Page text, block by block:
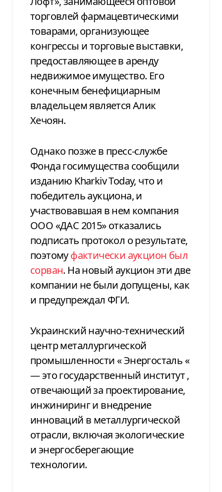
торговлей фармацевтическими
товарами, организующее
конгрессы и торговые выставки,
предоставляющее в аренду
недвижимое имущество. Его
конечным бенефициарным
владельцем является Алик
Хечоян.
Однако позже в пресс-службе
Фонда госимущества сообщили
изданию Kharkiv Today, что и
победитель аукциона, и
участвовавшая в нем компания
ООО «ДАС 2015» отказались
подписать протокол о результате,
поэтомуфактически аукцион был
сорван. На новый аукцион эти две
компании не были допущены, как
и предупреждал ФГИ.
Украинский научно-технический
центр металлургической
промышленности«Энергосталь«
—этогосударственный институт,
отвечающий за проектирование,
инжиниринг и внедрение
инноваций в металлургической
отрасли, включая экологические
и энергосберегающие
технологии.